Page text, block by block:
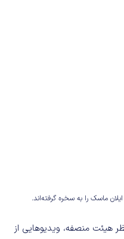
ماسک را به سخره گرفته‌اند.
هیئت منصفه، ویدیوهایی از